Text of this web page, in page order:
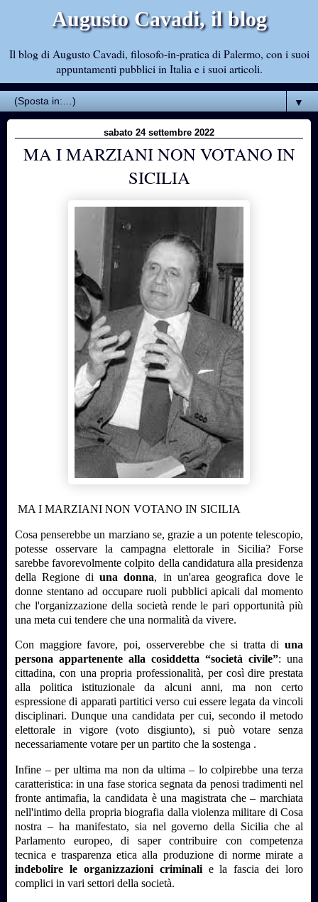
Augusto Cavadi, il blog
Il blog di Augusto Cavadi, filosofo-in-pratica di Palermo, con i suoi
appuntamenti pubblici in Italia e i suoi articoli.
▼
sabato 24 settembre 2022
MA I MARZIANI NON VOTANO IN
SICILIA
MA I MARZIANI NON VOTANO IN SICILIA
Cosa penserebbe un marziano se, grazie a un potente telescopio,
potesse osservare la campagna elettorale in Sicilia? Forse
sarebbe favorevolmente colpito della candidatura alla presidenza
della Regione diuna donna, in un'area geografica dove le
donne stentano ad occupare ruoli pubblici apicali dal momento
che l'organizzazione della società rende le pari opportunità più
una meta cui tendere che una normalità da vivere.
Con maggiore favore, poi, osserverebbe che si tratta di una
persona appartenente alla cosiddetta “società civile”: una
cittadina, con una propria professionalità, per così dire prestata
alla politica istituzionale da alcuni anni, ma non certo
espressione di apparati partitici verso cui essere legata da vincoli
disciplinari. Dunque una candidata per cui, secondo il metodo
elettorale in vigore (voto disgiunto), si può votare senza
necessariamente votare per un partito che la sostenga .
Infine – per ultima ma non da ultima – lo colpirebbe una terza
caratteristica: in una fase storica segnata da penosi tradimenti nel
fronte antimafia, la candidata è una magistrata che – marchiata
nell'intimo della propria biografia dalla violenza militare di Cosa
nostra – ha manifestato, sia nel governo della Sicilia che al
Parlamento europeo, di saper contribuire con competenza
tecnica e trasparenza etica alla produzione di norme mirate a
indebolire le organizzazioni criminalie la fascia dei loro
complici in vari settori della società.